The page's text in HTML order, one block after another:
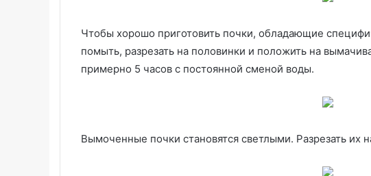
Чтобы хорошо приготовить почки, обладающие
помыть, разрезать на половинки и положить на
примерно 5 часов с постоянной сменой воды.
Вымоченные почки становятся светлыми. Разрезать их